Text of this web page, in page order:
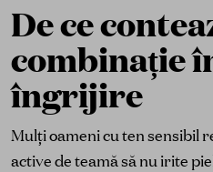
De ce
combinație
îngrijire
Mulți oameni cu ten sensibil
active de teamă să nu irite